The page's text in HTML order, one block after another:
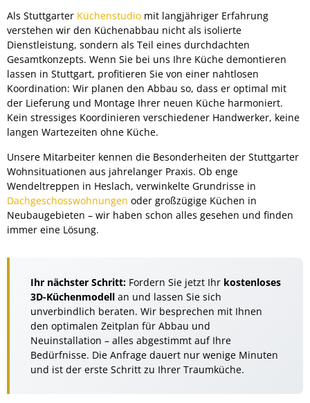
Als Stuttgarter Küchenstudio mit langjähriger Erfahrung
verstehen wir den Küchenabbau nicht als isolierte
Dienstleistung, sondern als Teil eines durchdachten
Gesamtkonzepts. Wenn Sie bei uns Ihre Küche demontieren
lassen in Stuttgart, profitieren Sie von einer nahtlosen
Koordination: Wir planen den Abbau so, dass er optimal mit
der Lieferung und Montage Ihrer neuen Küche harmoniert.
Kein stressiges Koordinieren verschiedener Handwerker, keine
langen Wartezeiten ohne Küche.
Unsere Mitarbeiter kennen die Besonderheiten der Stuttgarter
Wohnsituationen aus jahrelanger Praxis. Ob enge
Wendeltreppen in Heslach, verwinkelte Grundrisse in
Dachgeschosswohnungen oder großzügige Küchen in
Neubaugebieten – wir haben schon alles gesehen und finden
immer eine Lösung.
Ihr nächster Schritt: Fordern Sie jetzt Ihr kostenloses
3D-Küchenmodell an und lassen Sie sich
unverbindlich beraten. Wir besprechen mit Ihnen
den optimalen Zeitplan für Abbau und
Neuinstallation – alles abgestimmt auf Ihre
Bedürfnisse. Die Anfrage dauert nur wenige Minuten
und ist der erste Schritt zu Ihrer Traumküche.